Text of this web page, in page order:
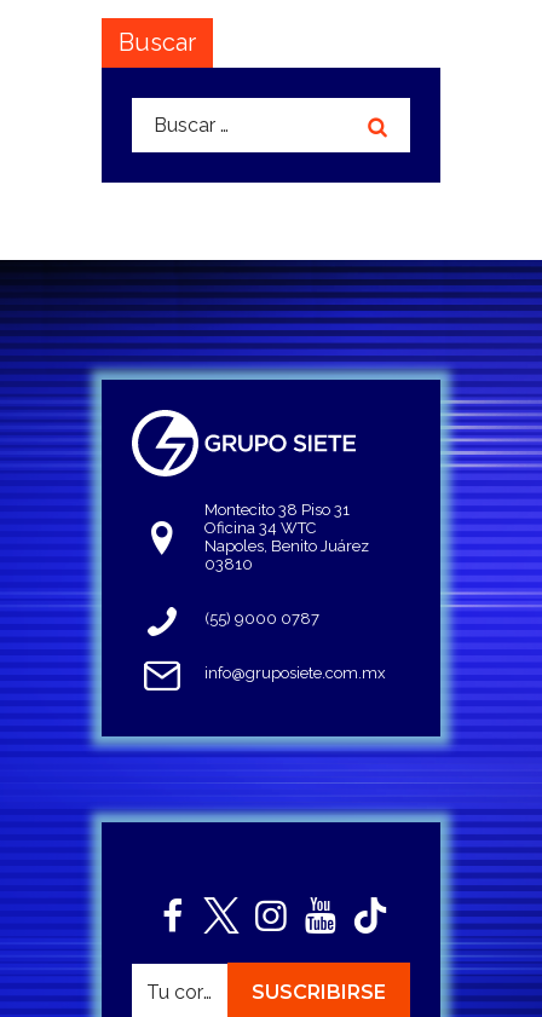
Buscar
Buscar:
Montecito 38 Piso 31
Oficina 34 WTC
Napoles, Benito Juárez
03810
(55) 9000 0787
info@gruposiete.com.mx